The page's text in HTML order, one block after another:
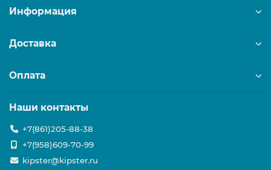
Информация
Доставка
Оплата
Наши контакты
+7(861)205-88-38
+7(958)609-70-99
kipster@kipster.ru